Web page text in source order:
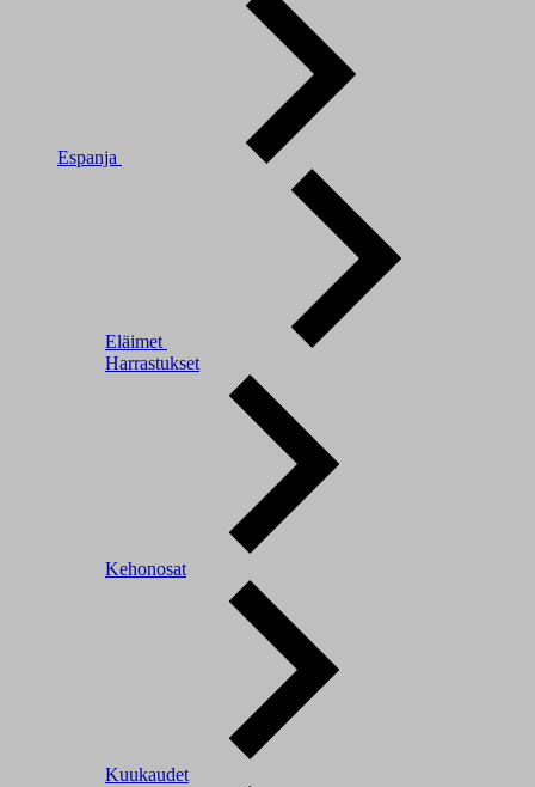
Espanja
Eläimet
Harrastukset
Kehonosat
Kuukaudet